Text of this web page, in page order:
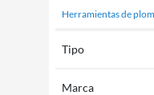
herramientas de
Tipo
Marca